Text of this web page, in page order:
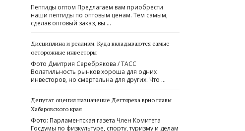
Пептиды оптом Предлагаем вам приобрести
наши пептиды по оптовым ценам. Тем самым,
сделав оптовый заказ, вы …
Дисциплина и реализм. Куда вкладываются самые
осторожные инвесторы
Фото Дмитрия Серебрякова / ТАСС
Волатильность рынков хороша для одних
инвесторов, но смертельна для других. Что …
Депутат оценил назначение Дегтярева врио главы
Хабаровского края
Фото: Парламентская газета Член Комитета
Госдумы по физкультуре, спорту, туризму и делам